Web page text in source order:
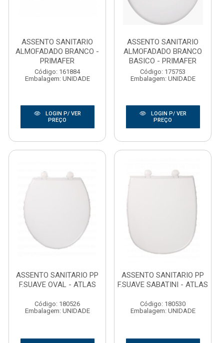
ASSENTO SANITARIO
ALMOFADADO BRANCO -
PRIMAFER
Código: 161884
Embalagem: UNIDADE
LOGIN P/ VER
PREÇO
ASSENTO SANITARIO
ALMOFADADO BRANCO
BASICO - PRIMAFER
Código: 175753
Embalagem: UNIDADE
LOGIN P/ VER
PREÇO
ASSENTO SANITARIO PP
F.SUAVE OVAL - ATLAS
Código: 180526
Embalagem: UNIDADE
ASSENTO SANITARIO PP
F.SUAVE SABATINI - ATLAS
Código: 180530
Embalagem: UNIDADE